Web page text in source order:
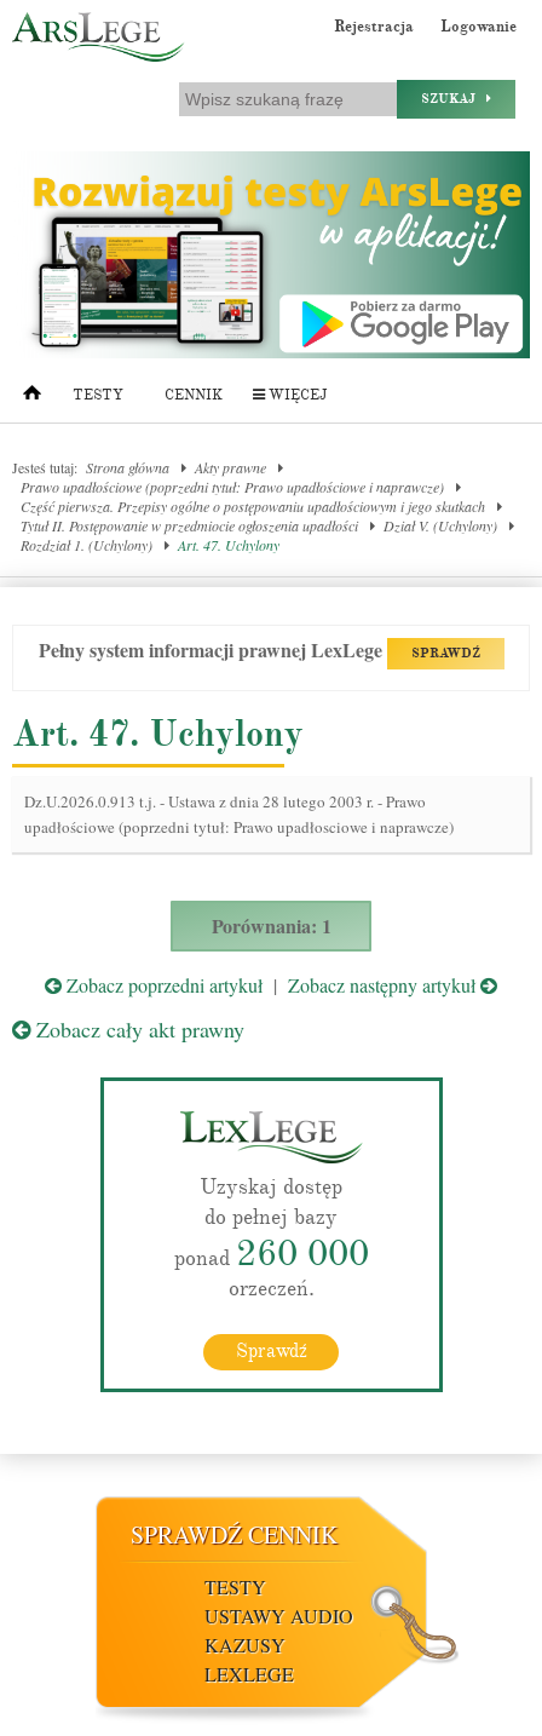
Rejestracja Logowanie
SZUKAJ
TESTY CENNIK WIĘCEJ
Jesteś tutaj: Strona główna
Akty prawne
Prawo upadłościowe (poprzedni tytuł: Prawo upadłościowe i naprawcze)
Część pierwsza. Przepisy ogólne o postępowaniu upadłościowym i jego skutkach
Tytuł II. Postępowanie w przedmiocie ogłoszenia upadłości
Dział V. (Uchylony)
Rozdział 1. (Uchylony)
Art. 47. Uchylony
Pełny system informacji prawnej LexLege SPRAWDŹ
Art. 47. Uchylony
Dz.U.2026.0.913 t.j.-Ustawa z dnia 28 lutego 2003 r. - Prawo
upadłościowe (poprzedni tytuł: Prawo upadłosciowe i naprawcze)
Porównania: 1
Zobacz poprzedni artykuł | Zobacz następny artykuł
Zobacz cały akt prawny
Uzyskaj dostęp
do pełnej bazy
ponad 260 000
orzeczeń.
Sprawdź
SPRAWDŹ CENNIK
TESTY
USTAWY AUDIO
KAZUSY
LEXLEGE